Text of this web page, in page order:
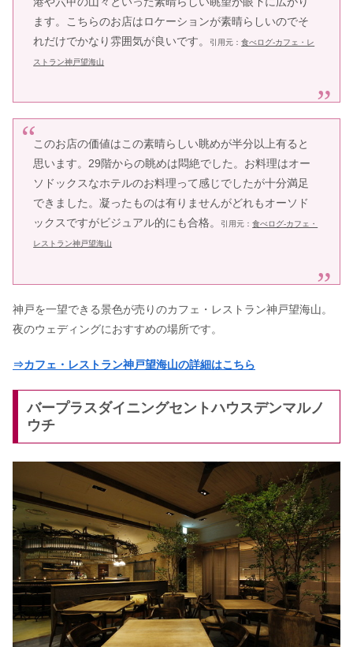
ます。こちらのお店はロケーションが素晴らしいのでそ
れだけでかなり雰囲気が良いです。
引用元：食べログ-カフェ・レ
ストラン神戸望海山
このお店の価値はこの素晴らしい眺めが半分以上有ると
思います。29階からの眺めは悶絶でした。お料理はオー
ソドックスなホテルのお料理って感じでしたが十分満足
できました。凝ったものは有りませんがどれもオーソド
ックスですがビジュアル的にも合格。
引用元：食べログ-カフェ・
レストラン神戸望海山
神戸を一望できる景色が売りのカフェ・レストラン神戸望海山。
夜のウェディングにおすすめの場所です。
⇒カフェ・レストラン神戸望海山の詳細はこちら
バープラスダイニングセントハウスデンマルノ
ウチ